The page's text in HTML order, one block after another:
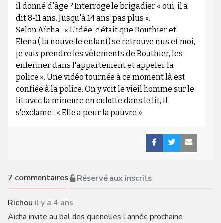
il donné d'âge ? Interroge le brigadier « oui, il a
dit 8-11 ans. Jusqu'à 14 ans, pas plus ».
Selon Aïcha : « L'idée, c’était que Bouthier et
Elena ( la nouvelle enfant) se retrouve nus et moi,
je vais prendre les vêtements de Bouthier, les
enfermer dans l'appartement et appeler la
police ». Une vidéo tournée à ce moment là est
confiée à la police. On y voit le vieil homme sur le
lit avec la mineure en culotte dans le lit, il
s'exclame : « Elle a peur la pauvre »
7 commentaires Réservé aux inscrits
Richou il y a 4 ans
Aicha invite au bal des quenelles l'année prochaine